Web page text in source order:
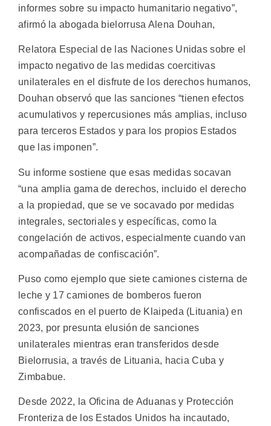
informes sobre su impacto humanitario negativo”,
afirmó la abogada bielorrusa Alena Douhan,
Relatora Especial de las Naciones Unidas sobre el
impacto negativo de las medidas coercitivas
unilaterales en el disfrute de los derechos humanos,
Douhan observó que las sanciones “tienen efectos
acumulativos y repercusiones más amplias, incluso
para terceros Estados y para los propios Estados
que las imponen”.
Su informe sostiene que esas medidas socavan
“una amplia gama de derechos, incluido el derecho
a la propiedad, que se ve socavado por medidas
integrales, sectoriales y específicas, como la
congelación de activos, especialmente cuando van
acompañadas de confiscación”.
Puso como ejemplo que siete camiones cisterna de
leche y 17 camiones de bomberos fueron
confiscados en el puerto de Klaipeda (Lituania) en
2023, por presunta elusión de sanciones
unilaterales mientras eran transferidos desde
Bielorrusia, a través de Lituania, hacia Cuba y
Zimbabue.
Desde 2022, la Oficina de Aduanas y Protección
Fronteriza de los Estados Unidos ha incautado,